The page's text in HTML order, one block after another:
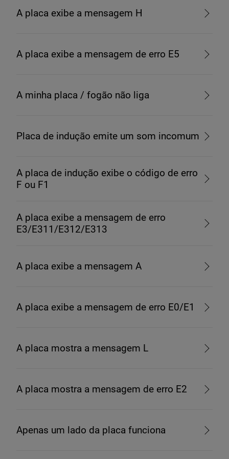
A placa exibe a mensagem H
A placa exibe a mensagem de erro E5
A minha placa / fogão não liga
Placa de indução emite um som incomum
A placa de indução exibe o código de erro
F ou F1
A placa exibe a mensagem de erro
E3/E311/E312/E313
A placa exibe a mensagem A
A placa exibe a mensagem de erro E0/E1
A placa mostra a mensagem L
A placa mostra a mensagem de erro E2
Apenas um lado da placa funciona